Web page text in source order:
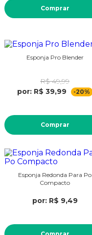
Comprar
Esponja Pro Blender
R$ 49,99
por: R$ 39,99
-20%
Comprar
Esponja Redonda Para Po
Compacto
por: R$ 9,49